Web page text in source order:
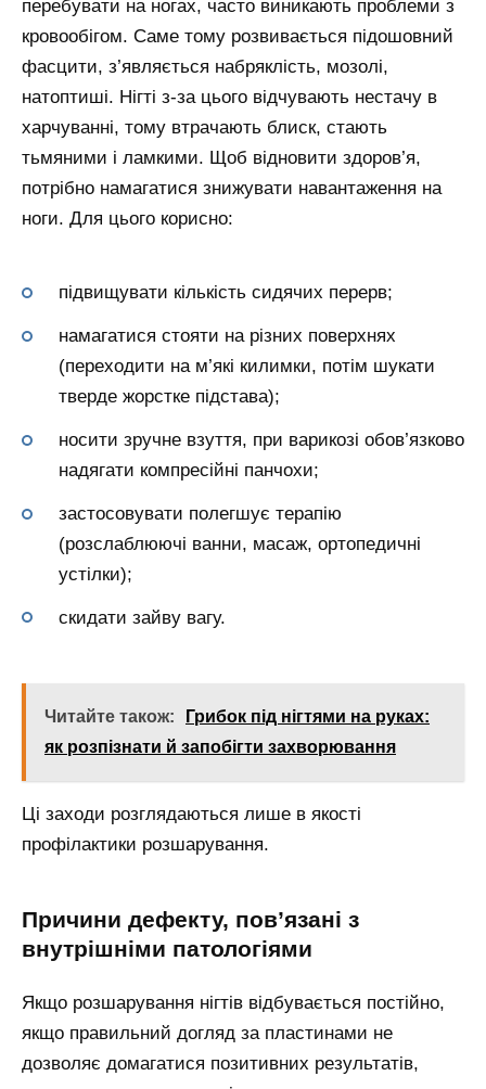
перебувати на ногах, часто виникають проблеми з
кровообігом. Саме тому розвивається підошовний
фасцити, з’являється набряклість, мозолі,
натоптиші. Нігті з-за цього відчувають нестачу в
харчуванні, тому втрачають блиск, стають
тьмяними і ламкими. Щоб відновити здоров’я,
потрібно намагатися знижувати навантаження на
ноги. Для цього корисно:
підвищувати кількість сидячих перерв;
намагатися стояти на різних поверхнях
(переходити на м’які килимки, потім шукати
тверде жорстке підстава);
носити зручне взуття, при варикозі обов’язково
надягати компресійні панчохи;
застосовувати полегшує терапію
(розслаблюючі ванни, масаж, ортопедичні
устілки);
скидати зайву вагу.
Читайте також:
Грибок під нігтями на руках:
як розпізнати й запобігти захворювання
Ці заходи розглядаються лише в якості
профілактики розшарування.
Причини дефекту, пов’язані з
внутрішніми патологіями
Якщо розшарування нігтів відбувається постійно,
якщо правильний догляд за пластинами не
дозволяє домагатися позитивних результатів,